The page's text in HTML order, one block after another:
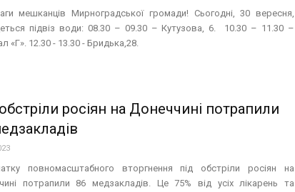
мешканців Мирноградської громади! Сьогодні, 30 вересня,
підвіз води: 08.30 – 09.30 – Кутузова, 6. 10.30 – 11.30 –
«Г». 12.30 - 13.30 - Бридька,28.
росіян на Донеччині потрапили
повномасштабного вторгнення під обстріли росіян на
потрапили 86 медзакладів. Це 75% від усіх лікарень та